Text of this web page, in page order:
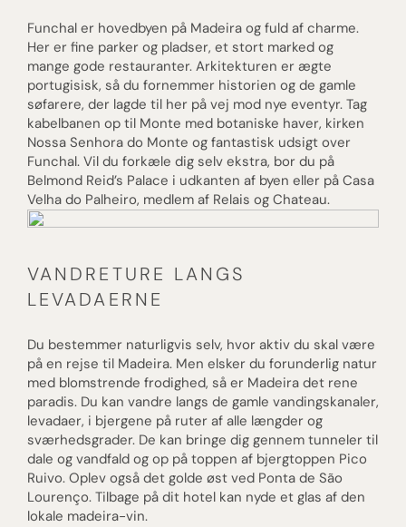
Funchal er hovedbyen på Madeira og fuld af charme.
Her er fine parker og pladser, et stort marked og
mange gode restauranter. Arkitekturen er ægte
portugisisk, så du fornemmer historien og de gamle
søfarere, der lagde til her på vej mod nye eventyr. Tag
kabelbanen op til Monte med botaniske haver, kirken
Nossa Senhora do Monte og fantastisk udsigt over
Funchal. Vil du forkæle dig selv ekstra, bor du på
Belmond Reid’s Palace i udkanten af byen eller på Casa
Velha do Palheiro, medlem af Relais og Chateau.
VANDRETURE LANGS
LEVADAERNE
Du bestemmer naturligvis selv, hvor aktiv du skal være
på en rejse til Madeira. Men elsker du forunderlig natur
med blomstrende frodighed, så er Madeira det rene
paradis. Du kan vandre langs de gamle vandingskanaler,
levadaer, i bjergene på ruter af alle længder og
sværhedsgrader. De kan bringe dig gennem tunneler til
dale og vandfald og op på toppen af bjergtoppen Pico
Ruivo. Oplev også det golde øst ved Ponta de São
Lourenço. Tilbage på dit hotel kan nyde et glas af den
lokale madeira-vin.